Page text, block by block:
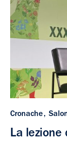
Cronache
La lezione